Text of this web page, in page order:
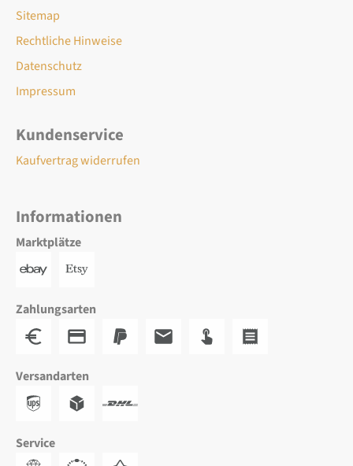
Sitemap
Rechtliche Hinweise
Datenschutz
Impressum
Kundenservice
Kaufvertrag widerrufen
Informationen
Marktplätze
Zahlungsarten
Versandarten
Service